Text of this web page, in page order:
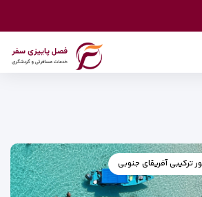
ارتباط با سرور قطع می باشد لطفا
ترکیبی آفریقای جنوبی